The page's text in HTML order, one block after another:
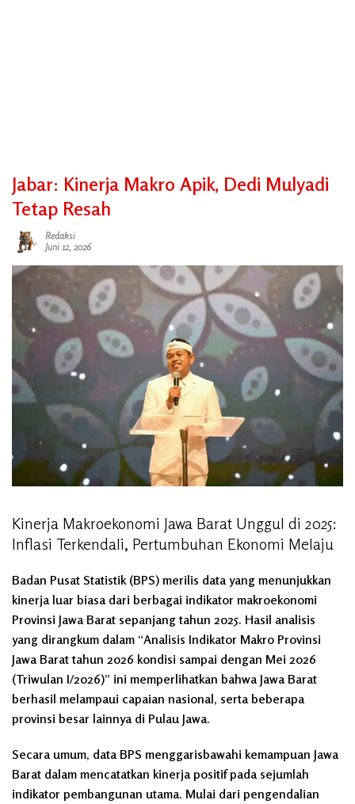
Jabar: Kinerja Makro Apik, Dedi Mulyadi
Tetap Resah
Redaksi
Juni 12, 2026
Kinerja Makroekonomi Jawa Barat Unggul di 2025:
Inflasi Terkendali, Pertumbuhan Ekonomi Melaju
Badan Pusat Statistik (BPS) merilis data yang menunjukkan
kinerja luar biasa dari berbagai indikator makroekonomi
Provinsi Jawa Barat sepanjang tahun 2025. Hasil analisis
yang dirangkum dalam “Analisis Indikator Makro Provinsi
Jawa Barat tahun 2026 kondisi sampai dengan Mei 2026
(Triwulan I/2026)” ini memperlihatkan bahwa Jawa Barat
berhasil melampaui capaian nasional, serta beberapa
provinsi besar lainnya di Pulau Jawa.
Secara umum, data BPS menggarisbawahi kemampuan Jawa
Barat dalam mencatatkan kinerja positif pada sejumlah
indikator pembangunan utama. Mulai dari pengendalian